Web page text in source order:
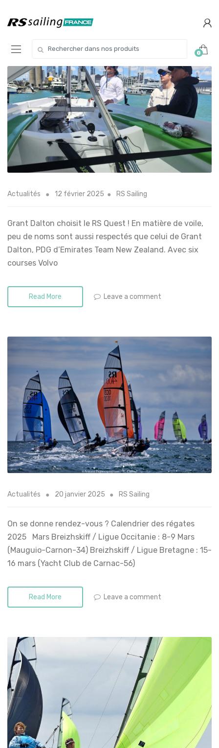
for:
0
Actualités 12 février 2025 RS Sailing
Grant Dalton choisit le RS Quest ! En matière de voile,
peu de noms sont aussi respectés que celui de Grant
Dalton, PDG d’Emirates Team New Zealand. Avec six
courses Volvo
Read More Leave a comment
Actualités 20 janvier 2025 RS Sailing
On se donne rendez-vous ? Calendrier des régates
2025 Mars Breizhskiff / Ligue Occitanie : 8-9 Mars
(Mauguio-Carnon-34) Breizhskiff / Ligue Bretagne : 15-
16 mars (Yacht Club de Carnac-56)
Read More Leave a comment